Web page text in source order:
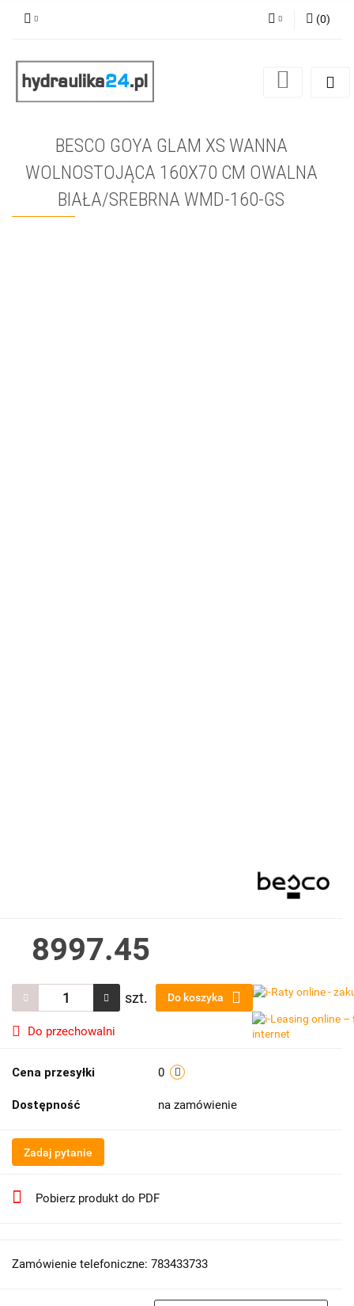
Zarejestruj się
(0)
BESCO GOYA GLAM XS WANNA
WOLNOSTOJĄCA 160X70 CM OWALNA
BIAŁA/SREBRNA WMD-160-GS
8997.45
szt. Do koszyka
Do przechowalni
Cena przesyłki 0
Dostępność na zamówienie
Zadaj pytanie
Pobierz produkt do PDF
Zamówienie telefoniczne: 783433733